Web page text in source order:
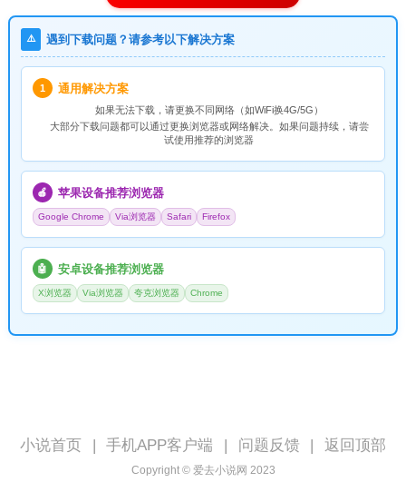
⚠️ 遇到下载问题？请参考以下解决方案
1 通用解决方案
如果无法下载，请更换不同网络（如WiFi换4G/5G）
大部分下载问题都可以通过更换浏览器或网络解决。如果问题持续，请尝
试使用推荐的浏览器
🍎 苹果设备推荐浏览器
Google Chrome Via浏览器 Safari Firefox
🤖 安卓设备推荐浏览器
X浏览器 Via浏览器 夸克浏览器 Chrome
小说首页 手机APP客户端 问题反馈 返回顶部
Copyright © 爱去小说网 2023